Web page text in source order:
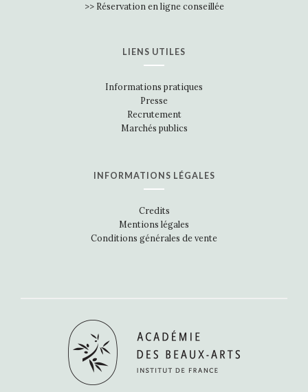
>> Réservation en ligne conseillée
LIENS UTILES
Informations pratiques
Presse
Recrutement
Marchés publics
INFORMATIONS LÉGALES
Credits
Mentions légales
Conditions générales de vente